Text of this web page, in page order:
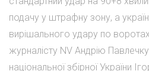
подачу у штрафну зону, а
вирішального удару по
журналісту NV Андрію
національної збірної України